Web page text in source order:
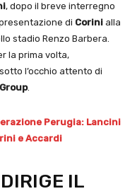
, dopo il breve interregno
di Corini alla
stadio Renzo Barbera.
la prima volta,
l’occhio attento di
.
Perugia: Lancini
e Accardi
IL